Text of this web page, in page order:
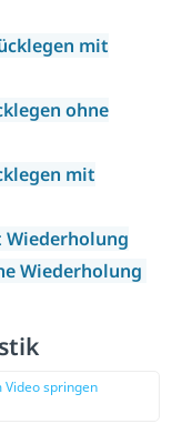
mit
ohne
mit
Wiederholung
Video springen